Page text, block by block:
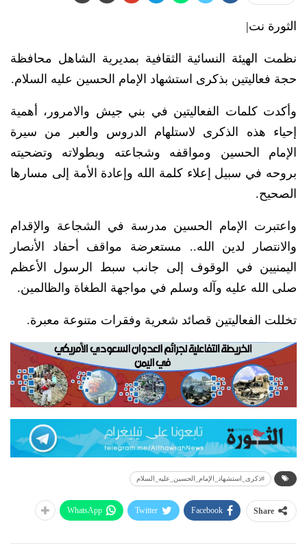
الثورة نت|
نظمت الهيئة النسائية الثقافية بمديرية الشاهل محافظة
حجة فعاليتين بذكرى استشهاد الإمام الحسين عليه السلام.
وأكدت كلمات الفعاليتين في بني جيش والامرور، أهمية
إحياء هذه الذكرى لاستلهام الدروس والعبر من سيرة
الإمام الحسين ومواقفه وشجاعته وبطولاته وتضحيته
بروحه في سبيل إعلاء كلمة الله وإعادة الأمة إلى مسارها
الصحيح.
واعتبرت الإمام الحسين مدرسة في الشجاعة والإقدام
والانتصار لدين الله.. مستعرضة مواقف أحفاد الأنصار
اليمنيين في الوقوف إلى جانب سبط الرسول الأعظم
صلى الله عليه وآله وسلم في مواجهة الطغاة والظالمين.
تخللت الفعاليتين قصائد شعرية وفقرات متنوعة معبرة.
#ذكرى_استشهاد_الإمام_الحسين_عليه_السلام
Share
Facebook
Twitter
WhatsApp